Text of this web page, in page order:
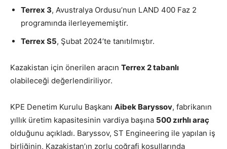
Terrex 3, Avustralya Ordusu’nun LAND 400 Faz 2
programında ilerleyememiştir.
Terrex S5, Şubat 2024’te tanıtılmıştır.
Kazakistan için önerilen aracın Terrex 2 tabanlı
olabileceği değerlendiriliyor.
KPE Denetim Kurulu Başkanı Aibek Baryssov, fabrikanın
yıllık üretim kapasitesinin vardiya başına 500 zırhlı araç
olduğunu açıkladı. Baryssov, ST Engineering ile yapılan iş
birliğinin, Kazakistan’ın zorlu coğrafi koşullarında